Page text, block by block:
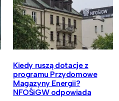
Kiedy ruszą dotacje z
programu Przydomowe
Magazyny Energii?
NFOŚiGW odpowiada